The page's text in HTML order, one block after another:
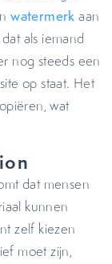
watermerk aan
als iemand
nog steeds een
op staat. Het
wat
dat mensen
kunnen
zelf kiezen
moet zijn,